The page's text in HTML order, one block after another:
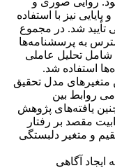
نیز با استفاده
تأیید شد. در مجموع
به پرسشنامه‌ها
شامل تحلیل عاملی
استفاده شد.
متغیرهای مدل تحقیق
و تمامی روابط بین
یافته‌های پژوهش
از 49 درصد جذابیت مقصد بر رفتار
و متغیر دلبستگی
ایجاد آگاهی